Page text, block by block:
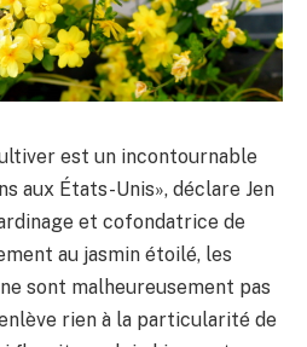
est un incontournable
aux États-Unis», déclare Jen
et cofondatrice de
au jasmin étoilé, les
sont malheureusement pas
rien à la particularité de